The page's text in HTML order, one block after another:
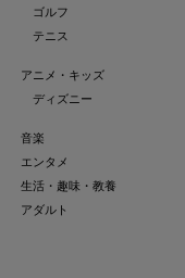
ゴルフ
テニス
アニメ・キッズ
ディズニー
音楽
エンタメ
生活・趣味・教養
アダルト